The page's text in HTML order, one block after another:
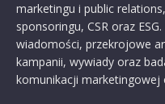
marketingu i public
sponsoringu, CSR oraz
wiadomości, przekrojowe
kampanii, wywiady oraz
komunikacji marketingowej